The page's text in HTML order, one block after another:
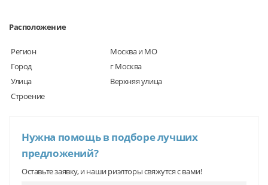
Расположение
Регион
Москва и МО
Город
г Москва
Улица
Верхняя улица
Строение
Нужна помощь в подборе лучших
предложений?
Оставьте заявку, и наши риэлторы свяжутся с вами!